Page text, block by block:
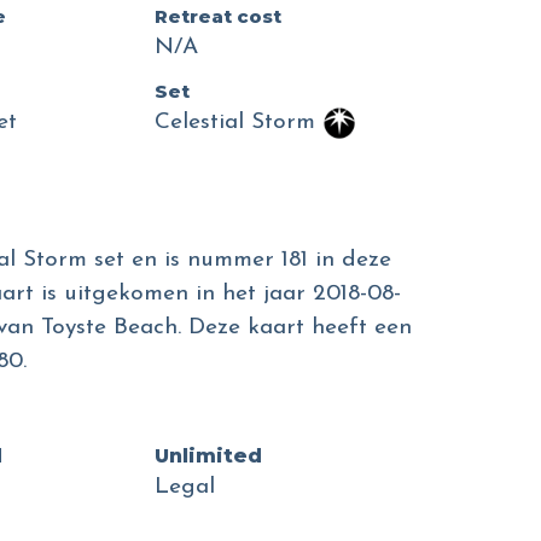
Retreat cost
N/A
Set
Celestial Storm
set en is nummer 181 in deze
is uitgekomen in het jaar 2018-08-
Toyste Beach. Deze kaart heeft een
Unlimited
Legal